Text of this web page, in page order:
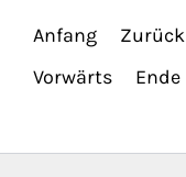
Anfang Zurück
Vorwärts
Ende